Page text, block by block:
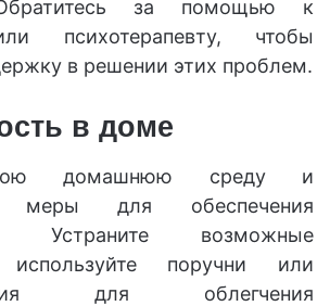
за помощью к
психотерапевту, чтобы
в решении этих проблем.
в доме
домашнюю среду и
меры для обеспечения
Устраните возможные
используйте поручни или
для облегчения